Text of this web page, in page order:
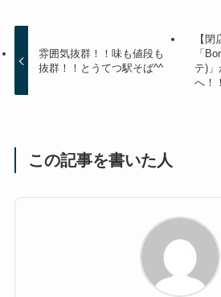
雰囲気抜群！！味も値段も
抜群！！とうてつ駅そば^^
【
「
テ)
へ！！
この記事を書いた人